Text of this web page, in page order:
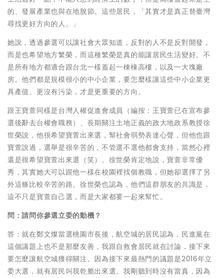
的、發展產業也與在地脫節。這些居民，「其實才是真正替臺灣
尋找更好方向的人。」
她說，透過參選可以讓社會大眾知道，反對的人不是反對開發，
而是也希望地方繁榮，而這種繁榮是真的能讓居民生活變好。不
是所有地方都適合跟台北一樣蓋起一棟棟高樓，以及一大塊廠
房。他們都是規模很小的中小企業，要怎麼樣讓這些中小企業更
具產值、更沒有污染，才是更重要的方向。
跟王寶萱同樣是台灣人權促進會成員（編按：王寶萱已在宣布參
選後辭去台權會職務）、長期關注土地正義的政大地政系教授徐
世榮說，他很希望寶萱出來選，幫社會弱勢表達心聲，但他也跟
寶萱說過，選舉是很辛苦的，不管選不選他都會支持，當然心裡
還是很希望寶萱出來選（笑）。徐世榮肯定地說，寶萱非常優
秀，其實她大可以跟他一樣在校園裡找個教職，但她卻選擇了另
外這條比較辛苦的路。徐世榮也認為，他們這群朋友的共識是，
這不只是寶萱自己選，而是大家都要一起來幫忙。
問：請問你參選立委的動機？
答：就在鄭文燦當選桃園市長後，航空城的居民認為，民進黨在
這個議題上也不是那麼友善，我跟自救會居民就在討論，接下來
要怎麼讓航空城獲得關注。因為接下來最熱門的議題是2016年立
委大選，就有居民叫我乾脆出來選。我剛聽到時沒有當真，因為